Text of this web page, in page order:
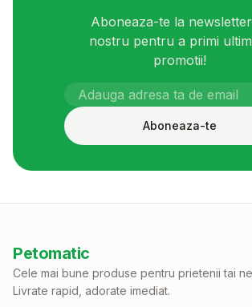
Aboneaza-te la
nostru pentru a primi
promotii!
Aboneaza-te
Petomatic
Cele mai bune produse pentru prietenii tai
Livrate rapid, adorate imediat.